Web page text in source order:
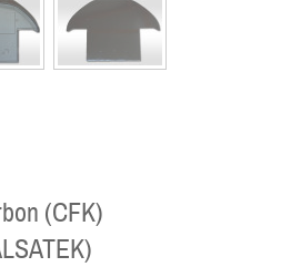
(CFK)